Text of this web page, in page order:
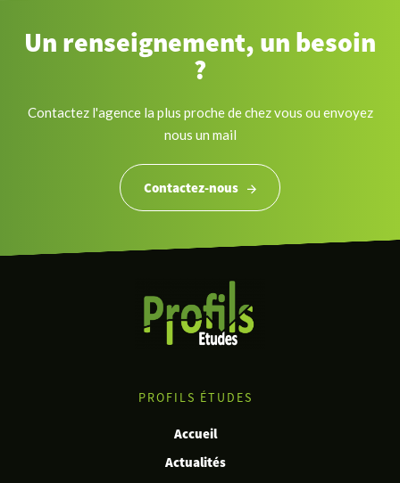
Un renseignement, un besoin
?
Contactez l'agence la plus proche de chez vous ou envoyez
nous un mail
Contactez-nous
PROFILS ÉTUDES
Accueil
Actualités